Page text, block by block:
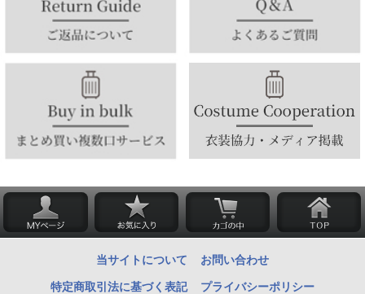
当サイトについて お問い合わせ
特定商取引法に基づく表記 プライバシーポリシー